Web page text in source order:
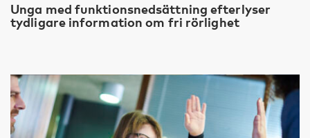
Unga med funktionsnedsättning efterlyser
tydligare information om fri rörlighet